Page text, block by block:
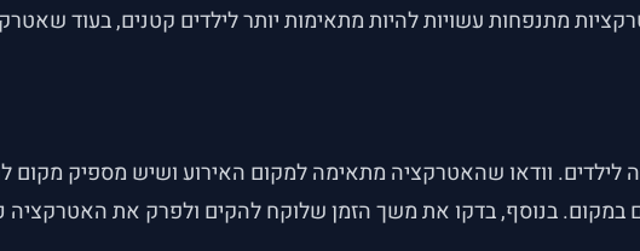
מתנפחות עשויות להיות מתאימות יותר לילדים קטנים, בעוד
לילדים. וודאו שהאטרקציה מתאימה למקום האירוע ושיש מספיק
במקום. בנוסף, בדקו את משך הזמן שלוקח להקים ולפרק את האטרקציה